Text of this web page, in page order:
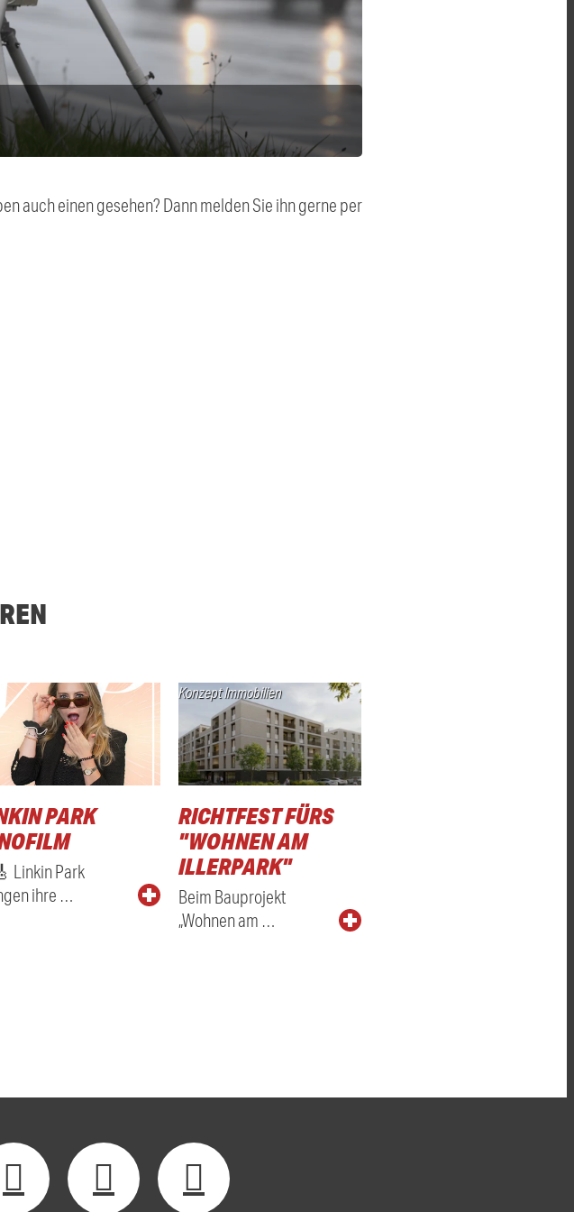
auch einen gesehen? Dann melden Sie ihn gerne per
PARK
Linkin Park
ihre …
Konzept Immobilien
RICHTFEST FÜRS
"WOHNEN AM
ILLERPARK"
Beim Bauprojekt
„Wohnen am …